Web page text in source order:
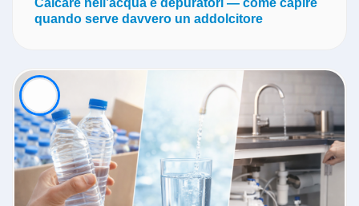
Calcare nell’acqua e depuratori — come capire
quando serve davvero un addolcitore